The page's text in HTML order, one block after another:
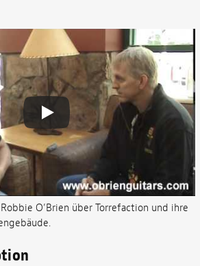
O’Brien über Torrefaction und ihre